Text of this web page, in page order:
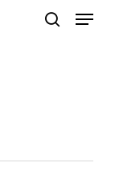
Menu